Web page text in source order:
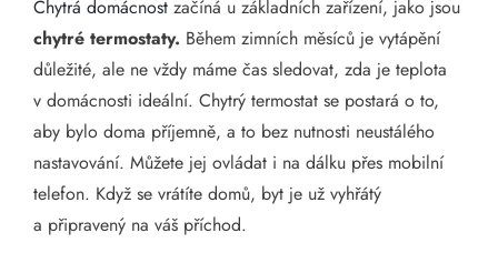
Chytrá domácnost začíná u základních zařízení, jako jsou
chytré termostaty. Během zimních měsíců je vytápění
důležité, ale ne vždy máme čas sledovat, zda je teplota
v domácnosti ideální. Chytrý termostat se postará o to,
aby bylo doma příjemně, a to bez nutnosti neustálého
nastavování. Můžete jej ovládat i na dálku přes mobilní
telefon. Když se vrátíte domů, byt je už vyhřátý
a připravený na váš příchod.